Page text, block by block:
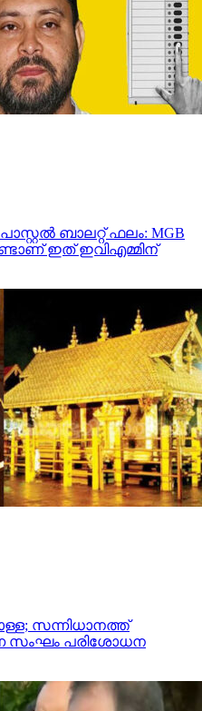
ബാലറ്റ് ഫലം: MGB
ഇത് ഇവിഎമ്മിന്
സന്നിധാനത്ത്
പരിശോധന